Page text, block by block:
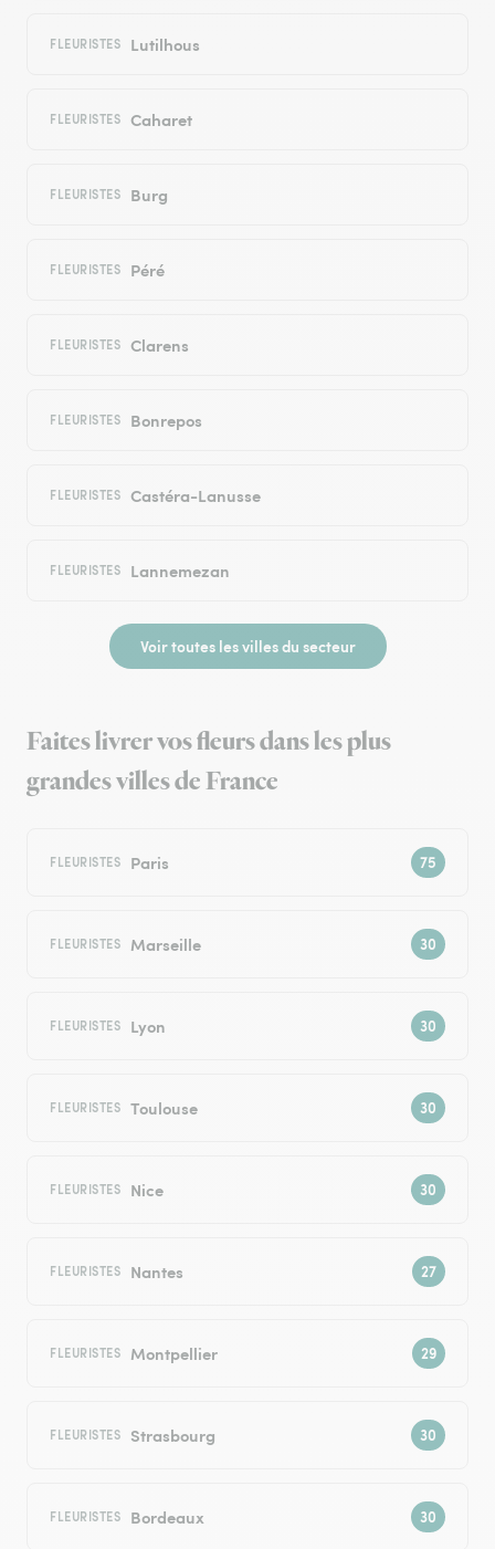
FLEURISTES Lutilhous
FLEURISTES Caharet
FLEURISTES Burg
FLEURISTES Péré
FLEURISTES Clarens
FLEURISTES Bonrepos
FLEURISTES Castéra-Lanusse
FLEURISTES Lannemezan
Voir toutes les villes du secteur
Faites livrer vos fleurs dans les plus
grandes villes de France
FLEURISTES Paris
FLEURISTES Marseille
FLEURISTES Lyon
FLEURISTES Toulouse
FLEURISTES Nice
FLEURISTES Nantes
FLEURISTES Montpellier
FLEURISTES Strasbourg
FLEURISTES Bordeaux